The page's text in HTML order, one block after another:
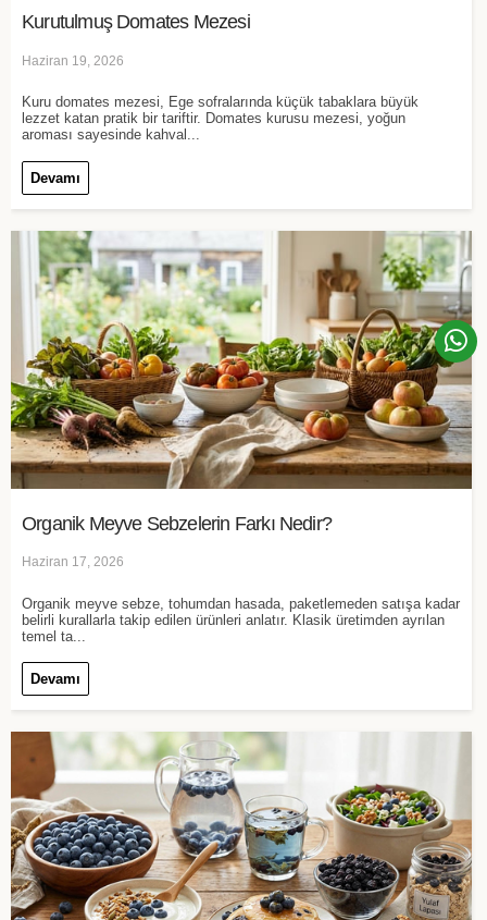
Kurutulmuş Domates Mezesi
Haziran 19, 2026
Kuru domates mezesi, Ege sofralarında küçük tabaklara büyük
lezzet katan pratik bir tariftir. Domates kurusu mezesi, yoğun
aroması sayesinde kahval...
Devamı
Organik Meyve Sebzelerin Farkı Nedir?
Haziran 17, 2026
Organik meyve sebze, tohumdan hasada, paketlemeden satışa kadar
belirli kurallarla takip edilen ürünleri anlatır. Klasik üretimden ayrılan
temel ta...
Devamı